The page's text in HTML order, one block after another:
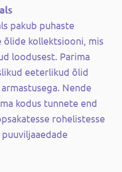
pakub puhaste
õlide kollektsiooni, mis
loodusest. Parima
eeterlikud õlid
Nende
kodus tunnete end
rohelistesse